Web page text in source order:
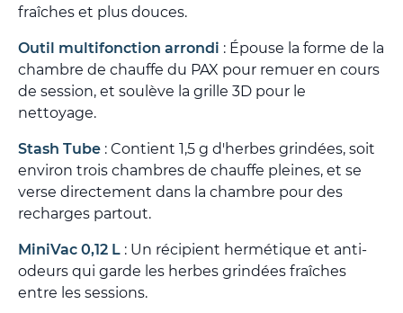
fraîches et plus douces.
Outil multifonction arrondi : Épouse la forme de la
chambre de chauffe du PAX pour remuer en cours
de session, et soulève la grille 3D pour le
nettoyage.
Stash Tube : Contient 1,5 g d'herbes grindées, soit
environ trois chambres de chauffe pleines, et se
verse directement dans la chambre pour des
recharges partout.
MiniVac 0,12 L : Un récipient hermétique et anti-
odeurs qui garde les herbes grindées fraîches
entre les sessions.